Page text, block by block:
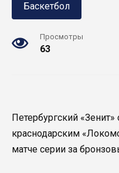
Баскетбол
Просмотры
63
Петербургский
краснодарским
матче серии за